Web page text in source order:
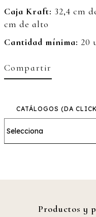
Caja Kraft: 32,4 cm
cm de alto
Cantidad mínima: 20
Compartir
CATÁLOGOS (DA
Productos y